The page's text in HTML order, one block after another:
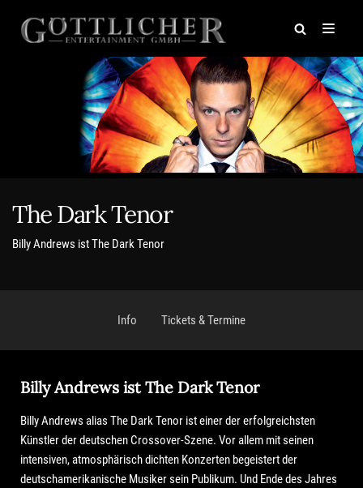
Zum
The Dark Tenor
Billy Andrews ist The Dark Tenor
Info Tickets & Termine
Billy Andrews ist The Dark Tenor
Billy Andrews alias The Dark Tenor ist einer der erfolgreichsten
Künstler der deutschen Crossover-Szene. Vor allem mit seinen
intensiven, atmosphärisch dichten Konzerten begeistert der
deutschamerikanische Musiker sein Publikum. Und Ende des Jahres